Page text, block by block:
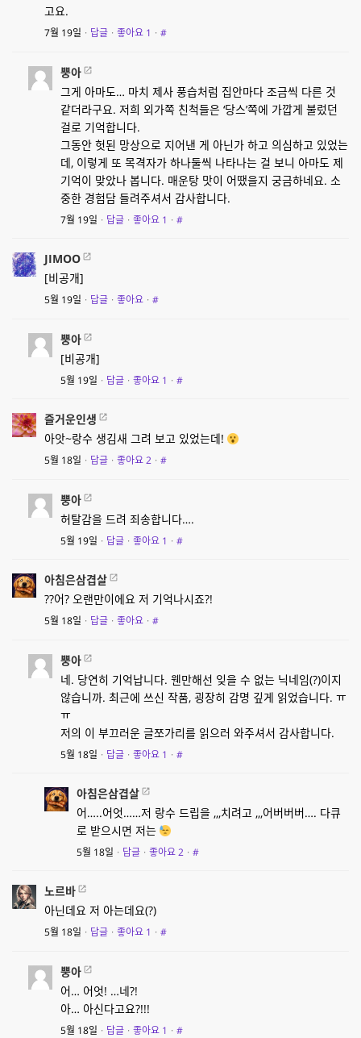
고요.
7월 19일 · 답글 · 좋아요 1 · #
뿡아
그게 아마도… 마치 제사 풍습처럼 집안마다 조금씩 다른 것
같더라구요. 저희 외가쪽 친척들은 ‘당스’쪽에 가깝게 불렀던
걸로 기억합니다.
그동안 헛된 망상으로 지어낸 게 아닌가 하고 의심하고 있었는
데, 이렇게 또 목격자가 하나둘씩 나타나는 걸 보니 아마도 제
기억이 맞았나 봅니다. 매운탕 맛이 어땠을지 궁금하네요. 소
중한 경험담 들려주셔서 감사합니다.
7월 19일 · 답글 · 좋아요 1 · #
JIMOO
[비공개]
5월 19일 · 답글 · 좋아요 · #
뿡아
[비공개]
5월 19일 · 답글 · 좋아요 1 · #
즐거운인생
아앗~랑수 생김새 그려 보고 있었는데!
5월 18일 · 답글 · 좋아요2 · #
뿡아
허탈감을 드려 죄송합니다….
5월 19일 · 답글 · 좋아요 1 · #
아침은삼겹살
??어? 오랜만이에요 저 기억나시죠?!
5월 18일 · 답글 · 좋아요 · #
뿡아
네. 당연히 기억납니다. 웬만해선 잊을 수 없는 닉네임(?)이지
않습니까. 최근에 쓰신 작품, 굉장히 감명 깊게 읽었습니다. ㅠ
ㅠ
저의 이 부끄러운 글쪼가리를 읽으러 와주셔서 감사합니다.
5월 18일 · 답글 · 좋아요 1 · #
아침은삼겹살
어…..어엇……저 랑수 드립을 ,,,치려고 ,,,어버버버…. 다큐
로 받으시면 저는
5월 18일 · 답글 · 좋아요2 · #
노르바
아닌데요 저 아는데요(?)
5월 18일 · 답글 · 좋아요 1 · #
뿡아
어… 어엇! …네?!
아… 아신다고요?!!!
5월 18일 · 답글 · 좋아요 1 · #